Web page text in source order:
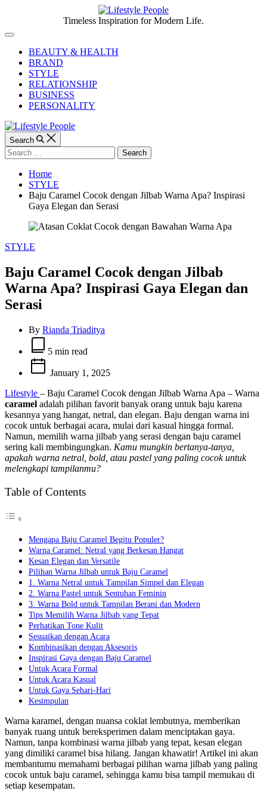
content
People
Timeless Inspiration for Modern Life.
Off
CanvasBEAUTY & HEALTH
BRAND
STYLE
RELATIONSHIP
BUSINESS
PERSONALITY
Search
Search
for:
Home
STYLE
Baju Caramel Cocok dengan Jilbab Warna Apa? Inspirasi
Gaya Elegan dan Serasi
Categories
STYLE
Baju Caramel Cocok dengan Jilbab
Warna Apa? Inspirasi Gaya Elegan dan
Serasi
By Rianda Triaditya
Estimated
read
time
5 min read
January 1, 2025
Lifestyle – Baju Caramel Cocok dengan Jilbab Warna Apa – Warna
caramel adalah pilihan favorit banyak orang untuk baju karena
kesannya yang hangat, netral, dan elegan. Baju dengan warna ini
cocok untuk berbagai acara, mulai dari kasual hingga formal.
Namun, memilih warna jilbab yang serasi dengan baju caramel
sering kali membingungkan. Kamu mungkin bertanya-tanya,
apakah warna netral, bold, atau pastel yang paling cocok untuk
melengkapi tampilanmu?
Table of Contents
Mengapa Baju Caramel Begitu Populer?
Warna Caramel: Netral yang Berkesan Hangat
Kesan Elegan dan Versatile
Pilihan Warna Jilbab untuk Baju Caramel
1. Warna Netral untuk Tampilan Simpel dan Elegan
2. Warna Pastel untuk Sentuhan Feminin
3. Warna Bold untuk Tampilan Berani dan Modern
Tips Memilih Warna Jilbab yang Tepat
Perhatikan Tone Kulit
Sesuaikan dengan Acara
Kombinasikan dengan Aksesoris
Inspirasi Gaya dengan Baju Caramel
Untuk Acara Formal
Untuk Acara Kasual
Untuk Gaya Sehari-Hari
Kesimpulan
Warna karamel, dengan nuansa coklat lembutnya, memberikan
banyak ruang untuk bereksperimen dalam menciptakan gaya.
Namun, tanpa kombinasi warna jilbab yang tepat, kesan elegan
yang dimiliki caramel bisa hilang. Jangan khawatir! Artikel ini akan
membantumu memahami berbagai pilihan warna jilbab yang paling
cocok untuk baju caramel, sehingga kamu bisa tampil memukau di
setiap kesempatan.